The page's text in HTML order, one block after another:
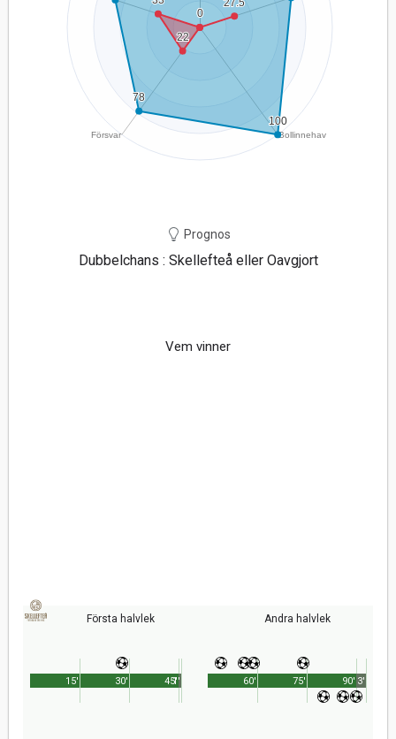
Prognos
Dubbelchans : Skellefteå eller Oavgjort
Vem vinner
Första halvlek
45'
15' 30' 1'
Andra halvlek
90'
60' 75' 3'